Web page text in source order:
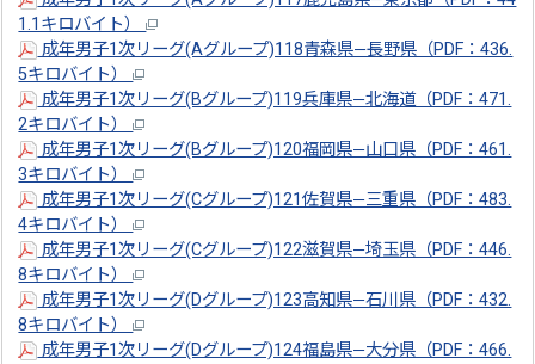
1.1キロバイト）
成年男子1次リーグ(Aグループ)118青森県―長野県（PDF：436.
5キロバイト）
成年男子1次リーグ(Bグループ)119兵庫県―北海道（PDF：471.
2キロバイト）
成年男子1次リーグ(Bグループ)120福岡県―山口県（PDF：461.
3キロバイト）
成年男子1次リーグ(Cグループ)121佐賀県―三重県（PDF：483.
4キロバイト）
成年男子1次リーグ(Cグループ)122滋賀県―埼玉県（PDF：446.
8キロバイト）
成年男子1次リーグ(Dグループ)123高知県―石川県（PDF：432.
8キロバイト）
成年男子1次リーグ(Dグループ)124福島県―大分県（PDF：466.